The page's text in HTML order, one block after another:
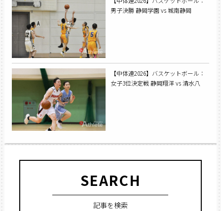
男子決勝 静岡学園 vs 城南静岡
【中体連2026】バスケットボール：
女子3位決定戦 静岡翔洋 vs 清水八
SEARCH
記事を検索